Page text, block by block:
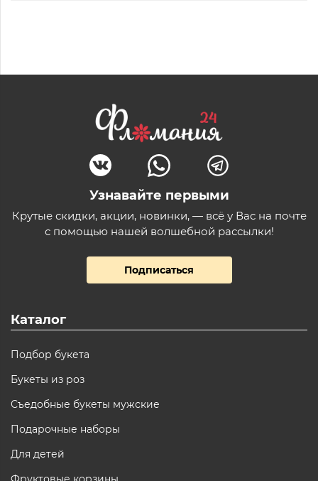
Узнавайте первыми
Крутые скидки, акции, новинки, — всё у Вас на почте
с помощью нашей волшебной рассылки!
Подписаться
Каталог
Подбор букета
Букеты из роз
Съедобные букеты мужские
Подарочные наборы
Для детей